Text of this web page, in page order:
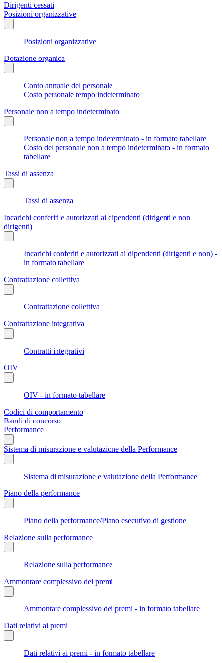
Dirigenti cessati
Posizioni organizzative
Posizioni organizzative
Dotazione organica
Conto annuale del personale
Costo personale tempo indeterminato
Personale non a tempo indeterminato
Personale non a tempo indeterminato - in formato tabellare
Costo del personale non a tempo indeterminato - in formato
tabellare
Tassi di assenza
Tassi di assenza
Incarichi conferiti e autorizzati ai dipendenti (dirigenti e non
dirigenti)
Incarichi conferiti e autorizzati ai dipendenti (dirigenti e non) -
in formato tabellare
Contrattazione collettiva
Contrattazione collettiva
Contrattazione integrativa
Contratti integrativi
OIV
OIV - in formato tabellare
Codici di comportamento
Bandi di concorso
Performance
Sistema di misurazione e valutazione della Performance
Sistema di misurazione e valutazione della Performance
Piano della performance
Piano della performance/Piano esecutivo di gestione
Relazione sulla performance
Relazione sulla performance
Ammontare complessivo dei premi
Ammontare complessivo dei premi - in formato tabellare
Dati relativi ai premi
Dati relativi ai premi - in formato tabellare